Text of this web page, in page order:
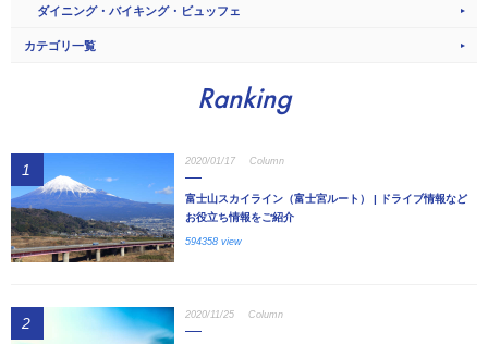
ダイニング・バイキング・ビュッフェ
カテゴリ一覧
Ranking
1 2020/01/17 Column
富士山スカイライン（富士宮ルート） | ドライブ情報など
お役立ち情報をご紹介
594358 view
2 2020/11/25 Column